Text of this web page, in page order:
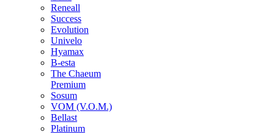
Reneall
Success
Evolution
Univelo
Hyamax
B-esta
The Chaeum
Premium
Sosum
VOM (V.O.M.)
Bellast
Platinum